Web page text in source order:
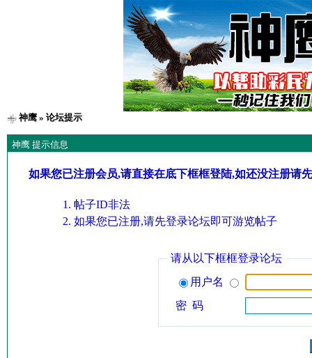
神鹰» 论坛提示
神鹰 提示信息
如果您已注册会员,请直接在底下框框登陆,如还没注册请
帖子ID非法
如果您已注册,请先登录论坛即可游览帖子
请从以下框框登录论坛
用户名
密 码